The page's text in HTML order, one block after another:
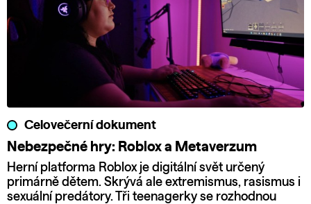
Celovečerní dokument
Nebezpečné hry: Roblox a Metaverzum
Herní platforma Roblox je digitální svět určený
primárně dětem. Skrývá ale extremismus, rasismus i
sexuální predátory. Tři teenagerky se rozhodnou